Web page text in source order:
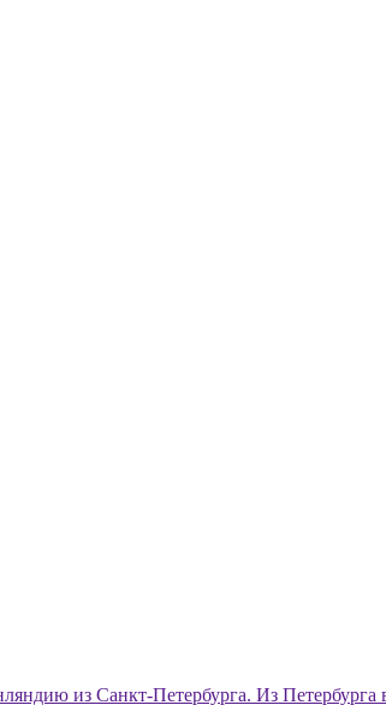
из Санкт-Петербурга. Из Петербурга